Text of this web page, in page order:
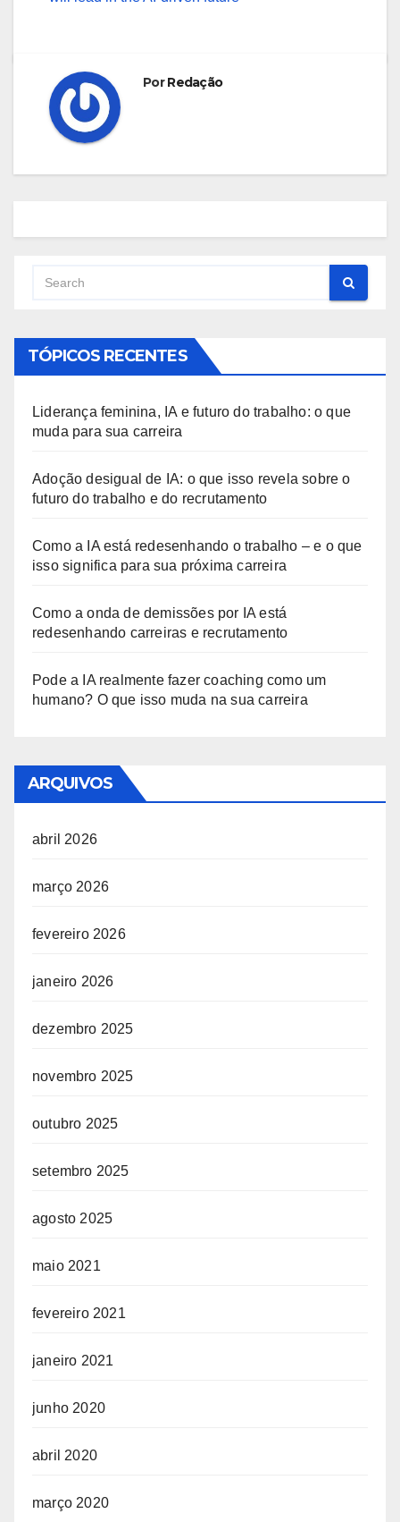
PorRedação
TÓPICOS RECENTES
Liderança feminina, IA e futuro do trabalho: o que
muda para sua carreira
Adoção desigual de IA: o que isso revela sobre o
futuro do trabalho e do recrutamento
Como a IA está redesenhando o trabalho – e o que
isso significa para sua próxima carreira
Como a onda de demissões por IA está
redesenhando carreiras e recrutamento
Pode a IA realmente fazer coaching como um
humano? O que isso muda na sua carreira
ARQUIVOS
abril 2026
março 2026
fevereiro 2026
janeiro 2026
dezembro 2025
novembro 2025
outubro 2025
setembro 2025
agosto 2025
maio 2021
fevereiro 2021
janeiro 2021
junho 2020
abril 2020
março 2020